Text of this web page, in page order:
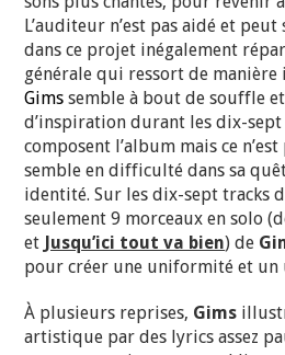
L’auditeur n’est pas aidé et
dans ce projet inégalement
générale qui ressort de manière
Gims semble à bout de souffle
d’inspiration durant les dix-
composent l’album mais ce
semble en difficulté dans sa
identité. Sur les dix-sept tracks
seulement 9 morceaux en solo
et Jusqu’ici tout va bien) de
pour créer une uniformité et un
À plusieurs reprises, Gims
artistique par des lyrics assez